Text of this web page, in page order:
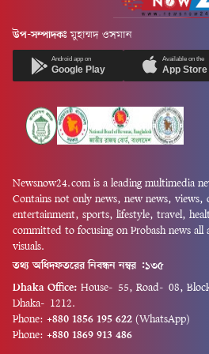
উপ-সম্পাদকঃ মুহাম্মদ ওসমান
Android app on
Google Play
Available on the
App Store
Newsnow24.com is a leading multimedia
Contains not only news, new news, views,
entertainment, sports, lifestyle, travel,
committed to focusing on Probash news
visuals.
তথ্য অধিদফতরের নিবন্ধন নম্বর :১৩৫
Dhaka Office: House-55, Road-08,
Dhaka-1212.
Phone: +880 1856 195 622 (WhatsApp)
Phone: +880 1869 913 486